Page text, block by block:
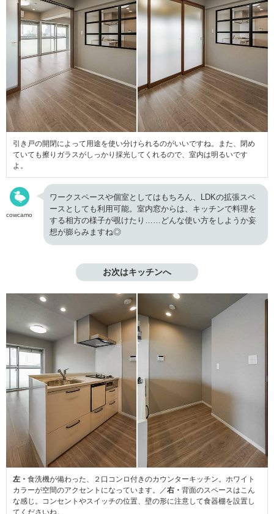
引き戸の開閉によって用途を使い分けられるのがいいですね。また、閉め
ていても擦りガラスがしっかり採光してくれるので、室内は明るいです
よ。
cowcamo
ワークスペースや個室としてはもちろん、LDKの拡張スペ
ースとしても利用可能。室内窓からは、キッチンで料理を
する相方の様子が覗けたり……どんな使い方をしようか妄
想が膨らみますね◎
お次はキッチンへ
左・ 食洗機が備わった、２口コンロ付きのカウンターキッチン。ホワイト
カラーが空間のアクセントになっています。／右・ 背面のスペースはこん
な感じ。コンセントやスイッチの位置、壁の形に注意して食器棚を設置し
てくださいね。